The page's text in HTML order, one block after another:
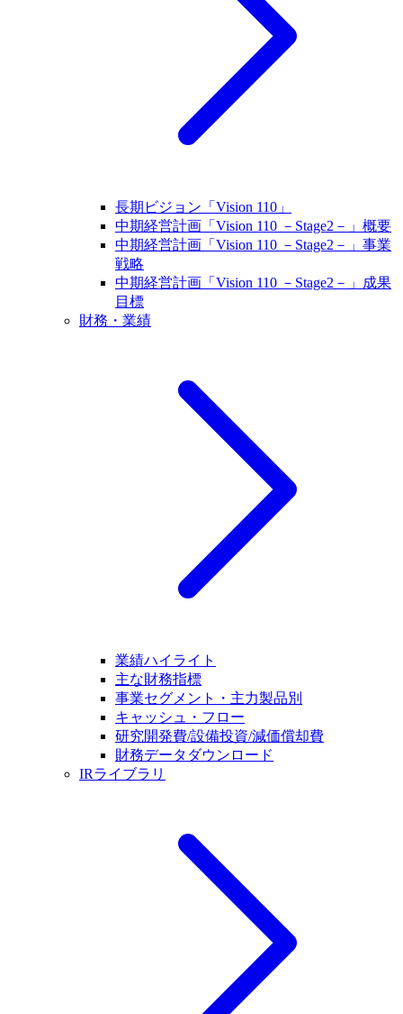
長期ビジョン「Vision 110」
中期経営計画「Vision 110 －Stage2－」概要
中期経営計画「Vision 110 －Stage2－」事業
戦略
中期経営計画「Vision 110 －Stage2－」成果
目標
財務・業績
業績ハイライト
主な財務指標
事業セグメント・主力製品別
キャッシュ・フロー
研究開発費/設備投資/減価償却費
財務データダウンロード
IRライブラリ